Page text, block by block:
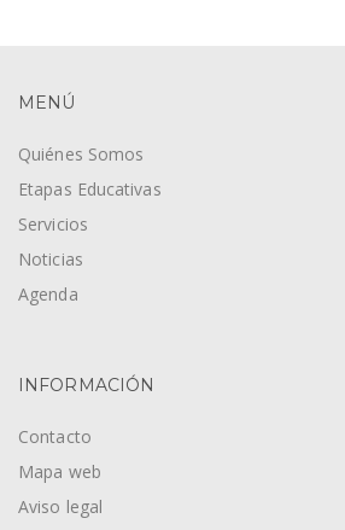
MENÚ
Quiénes Somos
Etapas Educativas
Servicios
Noticias
Agenda
INFORMACIÓN
Contacto
Mapa web
Aviso legal